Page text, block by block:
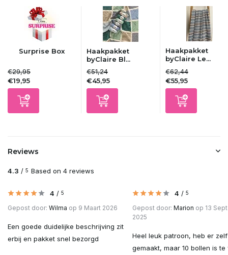
Uitverkocht
Uitverkocht
Uitverkocht
Uitverkocht
Uitverkocht
Uitverkocht
Uitverkocht
Surprise Box
€29,95
€19,95
Haakpakket
byClaire Bl...
€51,24
€45,95
Haakpakket
byClaire Le...
€62,44
€55,95
Reviews
4.3 / 5 Based on 4 reviews
4 / 5
Gepost door: Wilma op 9 Maart 2026
Een goede duidelijke beschrijving zit
erbij en pakket snel bezorgd
4 / 5
Gepost door: Marion op 13
2025
Heel leuk patroon, heb er
gemaakt, maar 10 bollen is te